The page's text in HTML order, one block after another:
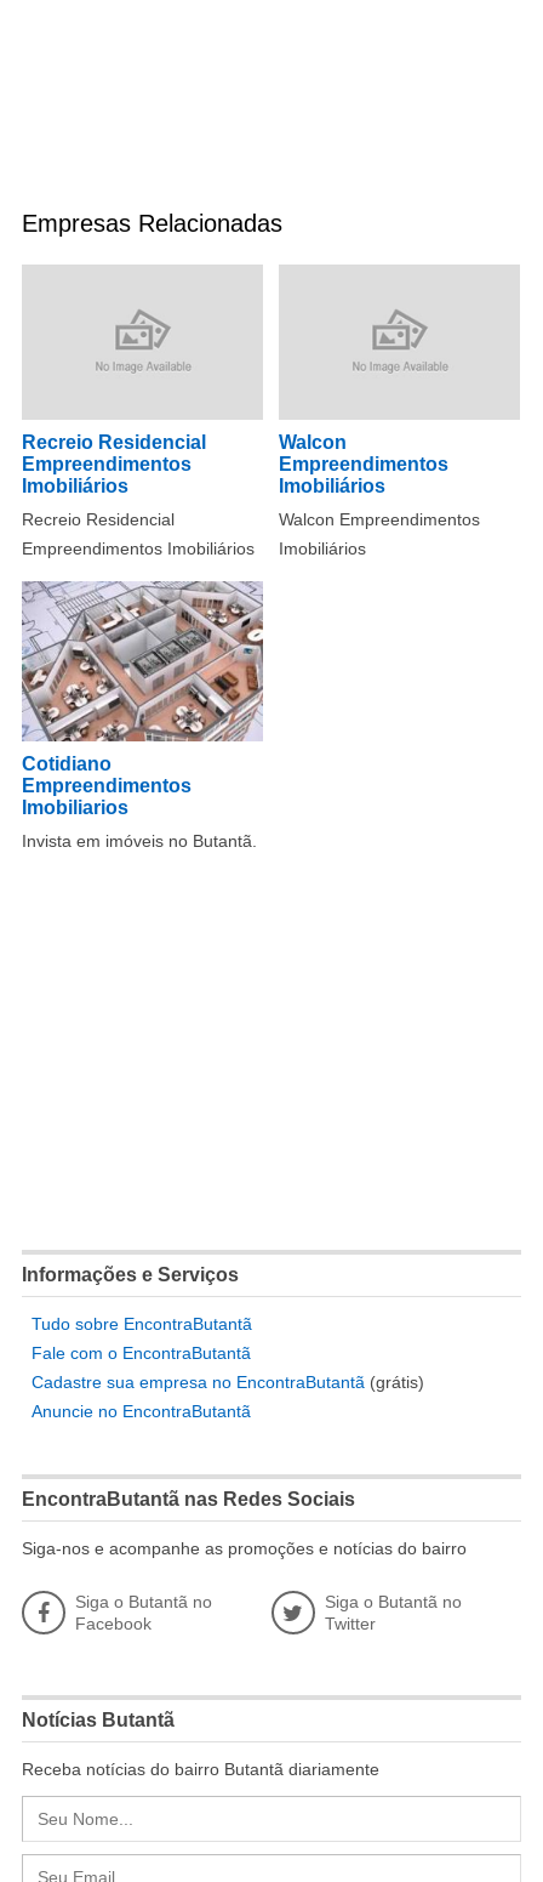
Empresas Relacionadas
Recreio Residencial
Empreendimentos
Imobiliários
Recreio Residencial
Empreendimentos Imobiliários
Walcon
Empreendimentos
Imobiliários
Walcon Empreendimentos
Imobiliários
Cotidiano
Empreendimentos
Imobiliarios
Invista em imóveis no Butantã.
Informações e Serviços
Tudo sobre EncontraButantã
Fale com o EncontraButantã
Cadastre sua empresa no EncontraButantã (grátis)
Anuncie no EncontraButantã
EncontraButantã nas Redes Sociais
Siga-nos e acompanhe as promoções e notícias do bairro
Siga o Butantã no
Facebook
Siga o Butantã no
Twitter
Notícias Butantã
Receba notícias do bairro Butantã diariamente